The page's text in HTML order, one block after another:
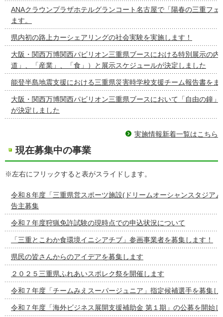
ANAクラウンプラザホテルグランコート名古屋で「陽春の三重フェ
ます。
県内初の路上カーシェアリングの社会実験を実施します！
大阪・関西万博関西パビリオン三重県ブースにおける特別展示の内
道」、「産業」、「食」）と展示スケジュールが決定しました
能登半島地震支援における三重県災害時学校支援チーム報告書をま
大阪・関西万博関西パビリオン三重県ブースにおいて「自由の鐘」
が決定しました
実施情報新着一覧はこちら
現在募集中の事業
※左右にフリックすると表がスライドします。
令和８年度「三重県営スポーツ施設(ドリームオーシャンスタジア
告主募集
令和７年度狩猟免許試験の現時点での申込状況について
「三重とこわか食環境イニシアチブ」参画事業者を募集します！
県民の皆さんからのアイデアを募集します
２０２５三重県ふれあいスポレク祭を開催します
令和７年度「チームみえスーパージュニア」指定候補選手を募集し
令和７年度「海外ビジネス展開支援補助金 第１期」の公募を開始